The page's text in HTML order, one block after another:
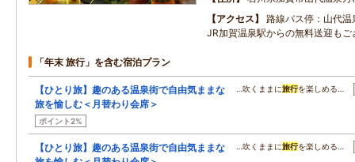
アクセス
路線バス停：山代
JR加賀温泉駅からの無料送迎もご
「年末 旅行」を含む宿泊プラン
【ひとり旅】趣のある温泉街で自由気ままな
旅を愉しむ＜月替わり会席＞
ポイント2%
…吹くままに旅行を楽しめる…
【ひとり旅】趣のある温泉街で自由気ままな
…吹くままに旅行を楽しめる…